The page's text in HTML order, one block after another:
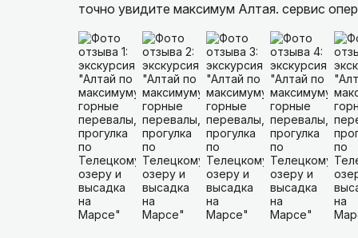
точно увидите максимум Алтая. сервис